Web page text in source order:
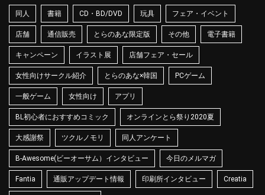
同人 書籍 CD・BD/DVD 玩具 フェア・イベント
店舗 通信販売 とらのあな限定版 その他 電子書籍
キャンペーン イラスト展 店舗フェア・セール
女性向けサークル紹介 とらのあな×韓国 PCゲーム
一般ゲーム 女性向け アプリ
BL初心者におすすめコミック オンラインとら祭り2020夏
大感謝祭 ツクルノモリ 同人アンケート
B-Awesome(ビーオーサム）インタビュー 今日のメルマガ
Fantia 通販アップデート情報 印刷所インタビュー Creatia